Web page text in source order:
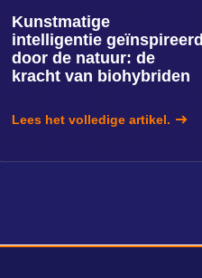
Kunstmatige
intelligentie geïnspireerd
door de natuur: de
kracht van biohybriden
Lees het volledige artikel.